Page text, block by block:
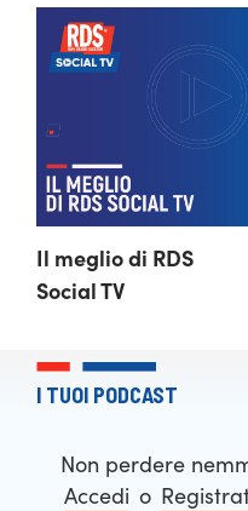
Il meglio di RDS
Social TV
I TUOI PODCAST
Non perdere
Accedi o